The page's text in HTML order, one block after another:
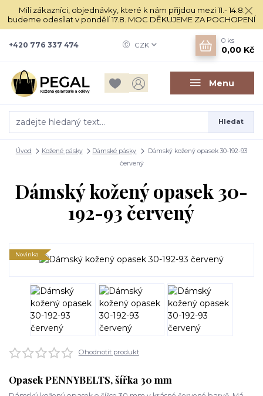
Milí zákazníci, objednávky, které k nám přijdou mezi 11.- 14.8.
budeme odesílat v pondělí 17.8. MOC DĚKUJEME ZA POCHOPENÍ
Menu
CZK
Hledat
+420 776 337 474
0 ks
0,00 Kč
Úvod Kožené pásky Dámské pásky
Dámský kožený opasek 30-192-93
červený
Dámský kožený opasek 30-
192-93 červený
Novinka
Ohodnotit produkt
Opasek PENNYBELTS, šířka 30 mm